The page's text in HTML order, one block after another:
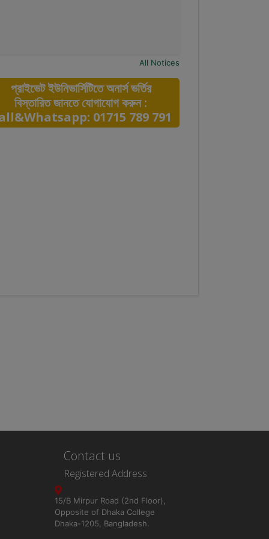
All Notices
প্রাইভেট ইউনিভার্সিটিতে অনার্স ভর্তির
বিস্তারিত জানতে যোগাযোগ করুন :
01715 789 791
Contact us
Registered Address
15/B Mirpur Road (2nd Floor),
Opposite of Dhaka College
Dhaka-1205, Bangladesh.